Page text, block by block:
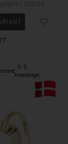
3-5
hverdage